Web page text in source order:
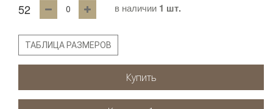
52 в наличии 1 шт.
ТАБЛИЦА РАЗМЕРОВ
Купить